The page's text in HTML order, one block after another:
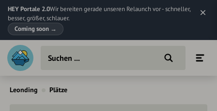
HEY Portale 2.0Wir bereiten gerade unseren Relaunch vor - schneller,
besser, größer, schlauer.
Coming soon →
Leonding Plätze